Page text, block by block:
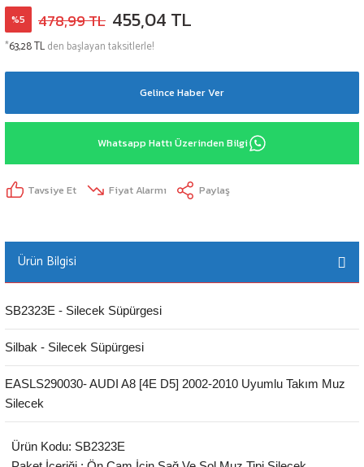
%5 478,99 TL 455,04 TL
*63,28 TLden başlayan taksitlerle!
Gelince Haber Ver
Whatsapp Hattı Üzerinden Bilgi
Tavsiye Et Fiyat Alarmı Paylaş
Ürün Bilgisi
SB2323E - Silecek Süpürgesi
Silbak - Silecek Süpürgesi
EASLS290030- AUDI A8 [4E D5] 2002-2010 Uyumlu Takım Muz
Silecek
Ürün Kodu: SB2323E